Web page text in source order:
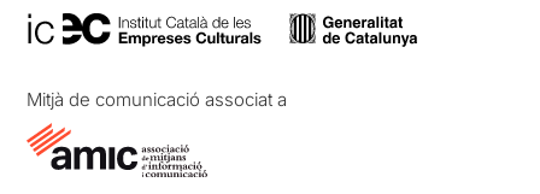
Mitjà de comunicació associat a